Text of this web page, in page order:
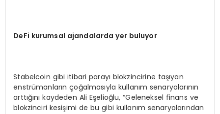
DeFi kurumsal ajandalarda yer buluyor
Stabelcoin gibi itibari parayı blokzincirine taşıyan
enstrümanların çoğalmasıyla kullanım senaryolarının
arttığını kaydeden Ali Eşelioğlu, “Geleneksel finans ve
blokzinciri kesişimi de bu gibi kullanım senaryolarından